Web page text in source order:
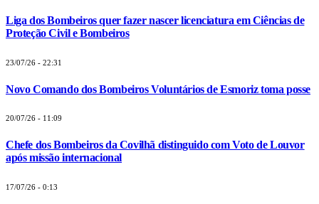
Liga dos Bombeiros quer fazer nascer licenciatura em Ciências de
Proteção Civil e Bombeiros
23/07/26 - 22:31
Novo Comando dos Bombeiros Voluntários de Esmoriz toma posse
20/07/26 - 11:09
Chefe dos Bombeiros da Covilhã distinguido com Voto de Louvor
após missão internacional
17/07/26 - 0:13